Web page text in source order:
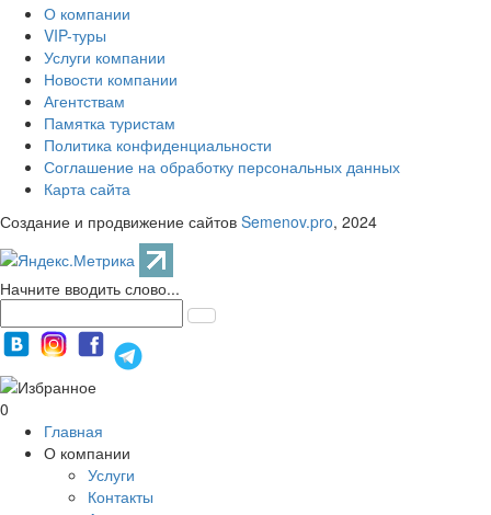
О компании
VIP-туры
Услуги компании
Новости компании
Агентствам
Памятка туристам
Политика конфиденциальности
Соглашение на обработку персональных данных
Карта сайта
Создание и продвижение сайтов Semenov.pro, 2024
Начните вводить слово...
0
Главная
О компании
Услуги
Контакты